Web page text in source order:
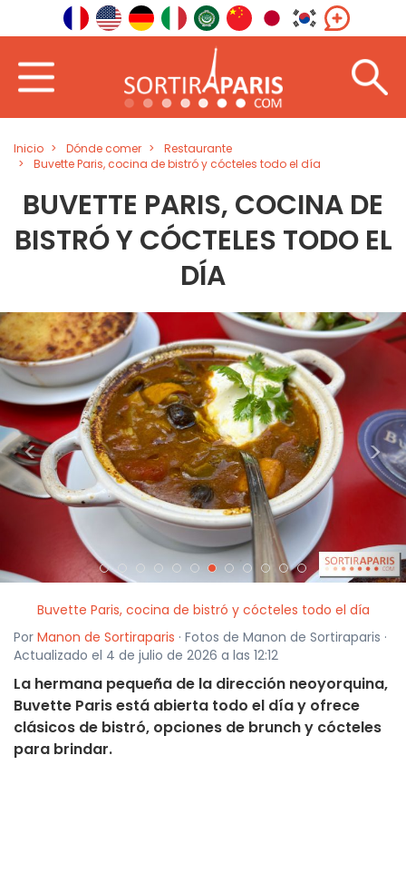
Inicio Dónde comer
Restaurante
Buvette Paris, cocina de bistró y cócteles todo el día
BUVETTE PARIS, COCINA DE
BISTRÓ Y CÓCTELES TODO EL
DÍA
< >
Buvette Paris, cocina de bistró y cócteles todo el día
Por Manon de Sortiraparis · Fotos de Manon de Sortiraparis ·
Actualizado el 4 de julio de 2026 a las 12:12
La hermana pequeña de la dirección neoyorquina,
Buvette Paris está abierta todo el día y ofrece
clásicos de bistró, opciones de brunch y cócteles
para brindar.